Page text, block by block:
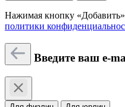
Нажимая кнопку
политики
Введите ваш e-